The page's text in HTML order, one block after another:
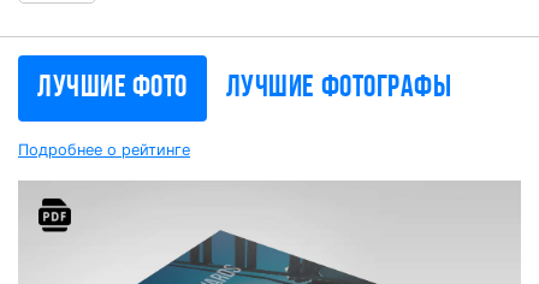
Лучшие фото Лучшие фотографы
Подробнее о рейтинге